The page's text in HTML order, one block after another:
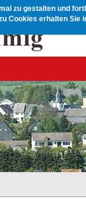
zu gestalten und
Cookies erhalten Sie